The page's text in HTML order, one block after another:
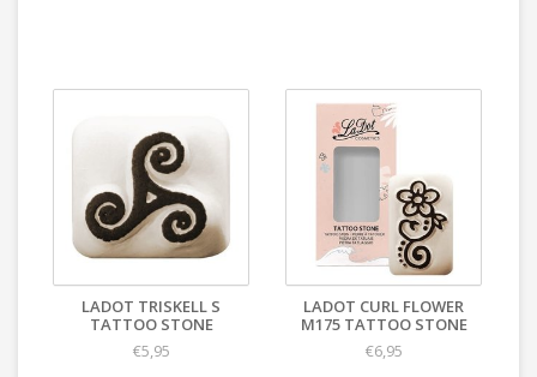
LADOT TRISKELL S
TATTOO STONE
€5,95
LADOT CURL FLOWER
M175 TATTOO STONE
€6,95